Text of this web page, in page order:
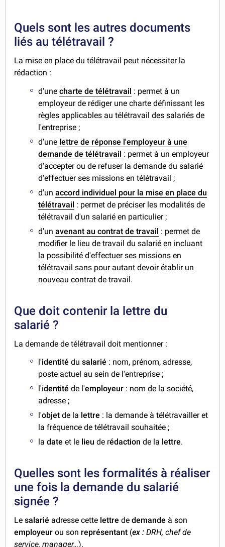
Quels sont les autres documents
liés au télétravail ?
La mise en place du télétravail peut nécessiter la
rédaction :
d'unecharte de télétravail : permet à un
employeur de rédiger une charte définissant les
règles applicables au télétravail des salariés de
l'entreprise ;
d'une lettre de réponse l'employeur à une
demande de télétravail : permet à un employeur
d'accepter ou de refuser la demande du salarié
d'effectuer ses missions en télétravail ;
d'unaccord individuel pour la mise en place du
télétravail : permet de préciser les modalités de
télétravail d'un salarié en particulier ;
d'unavenant au contrat de travail : permet de
modifier le lieu de travail du salarié en incluant
la possibilité d'effectuer ses missions en
télétravail sans pour autant devoir établir un
nouveau contrat de travail.
Que doit contenir la lettre du
salarié ?
La demande de télétravail doit mentionner :
l'identitédusalarié : nom, prénom, adresse,
poste actuel au sein de l'entreprise ;
l'identité de l'employeur : nom de la société,
adresse ;
l'objet de la lettre : la demande à télétravailler et
la fréquence de télétravail souhaitée ;
la date et le lieude rédactionde la lettre.
Quelles sont les formalités à réaliser
une fois la demande du salarié
signée ?
Lesalarié adresse cette lettrededemande à son
employeur ou son représentant (ex : DRH, chef de
service, manager…).